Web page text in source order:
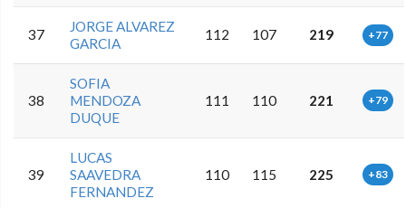
37
JORGE ALVAREZ
GARCIA
112 107 219 +77
38
SOFIA
MENDOZA
DUQUE
111 110 221 +79
39
LUCAS
SAAVEDRA
FERNANDEZ
110 115 225 +83